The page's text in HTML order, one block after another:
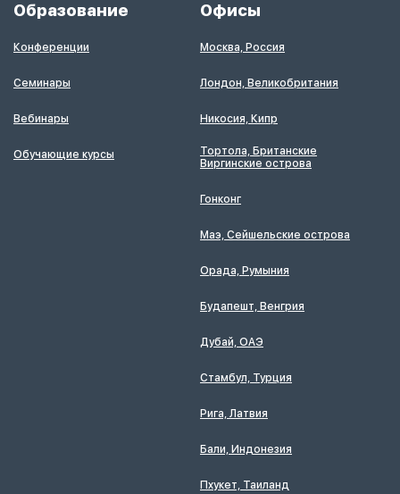
Образование
Конференции
Семинары
Вебинары
Обучающие курсы
Офисы
Москва, Россия
Лондон, Великобритания
Никосия, Кипр
Тортола, Британские
Виргинские острова
Гонконг
Маэ, Сейшельские острова
Орада, Румыния
Будапешт, Венгрия
Дубай, ОАЭ
Стамбул, Турция
Рига, Латвия
Бали, Индонезия
Пхукет, Таиланд